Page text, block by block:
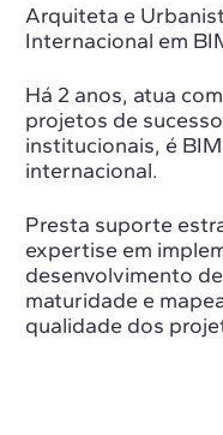
Arquiteta e
Internacional em
Há 2 anos, atua
projetos de
institucionais, é
internacional.
Presta suporte
expertise em
desenvolvimento
maturidade e
qualidade dos